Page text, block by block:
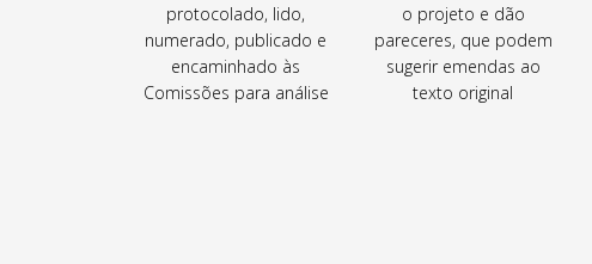
protocolado, lido,
numerado, publicado e
encaminhado às
Comissões para análise
o projeto e dão
pareceres, que podem
sugerir emendas ao
texto original